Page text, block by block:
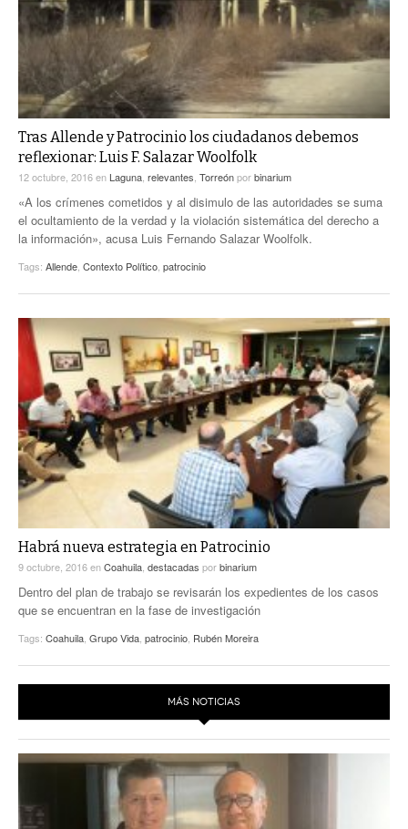
Tras Allende y Patrocinio los ciudadanos debemos
reflexionar: Luis F. Salazar Woolfolk
12 octubre, 2016en Laguna relevantes Torreónporbinarium
«A los crímenes cometidos y al disimulo de las autoridades se suma
el ocultamiento de la verdad y la violación sistemática del derecho a
la información», acusa Luis Fernando Salazar Woolfolk.
Tags: Allende Contexto Político patrocinio
Habrá nueva estrategia en Patrocinio
9 octubre, 2016enCoahuila destacadas porbinarium
Dentro del plan de trabajo se revisarán los expedientes de los casos
que se encuentran en la fase de investigación
Tags: Coahuila Grupo Vida patrocinio Rubén Moreira
MÁS NOTICIAS